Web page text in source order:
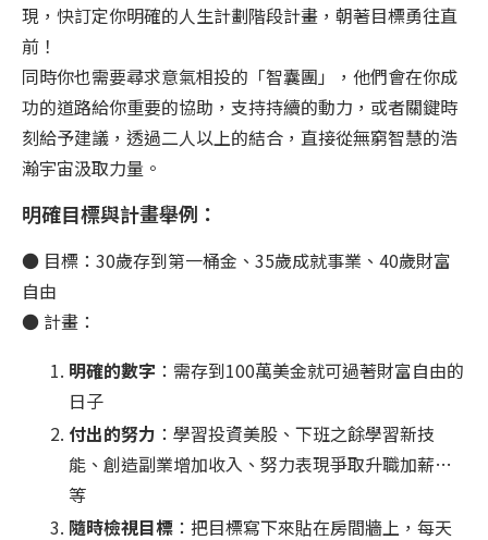
現，快訂定你明確的人生計劃階段計畫，朝著目標勇往直
前！
同時你也需要尋求意氣相投的「智囊團」，他們會在你成
功的道路給你重要的協助，支持持續的動力，或者關鍵時
刻給予建議，透過二人以上的結合，直接從無窮智慧的浩
瀚宇宙汲取力量。
明確目標與計畫舉例：
● 目標：30歲存到第一桶金、35歲成就事業、40歲財富
自由
● 計畫：
明確的數字 ：需存到100萬美金就可過著財富自由的
日子
付出的努力 ：學習投資美股、下班之餘學習新技
能、創造副業增加收入、努力表現爭取升職加薪…
等
隨時檢視目標 ：把目標寫下來貼在房間牆上，每天